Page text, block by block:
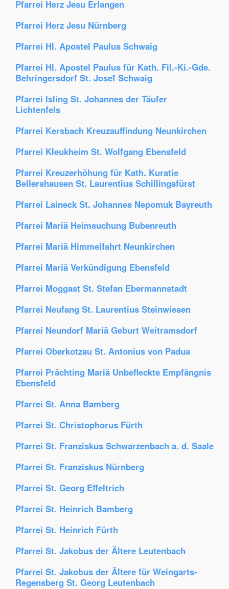
Pfarrei Herz Jesu Erlangen
Pfarrei Herz Jesu Nürnberg
Pfarrei Hl. Apostel Paulus Schwaig
Pfarrei Hl. Apostel Paulus für Kath. Fil.-Ki.-Gde.
Behringersdorf St. Josef Schwaig
Pfarrei Isling St. Johannes der Täufer
Lichtenfels
Pfarrei Kersbach Kreuzauffindung Neunkirchen
Pfarrei Kleukheim St. Wolfgang Ebensfeld
Pfarrei Kreuzerhöhung für Kath. Kuratie
Bellershausen St. Laurentius Schillingsfürst
Pfarrei Laineck St. Johannes Nepomuk Bayreuth
Pfarrei Mariä Heimsuchung Bubenreuth
Pfarrei Mariä Himmelfahrt Neunkirchen
Pfarrei Mariä Verkündigung Ebensfeld
Pfarrei Moggast St. Stefan Ebermannstadt
Pfarrei Neufang St. Laurentius Steinwiesen
Pfarrei Neundorf Mariä Geburt Weitramsdorf
Pfarrei Oberkotzau St. Antonius von Padua
Pfarrei Prächting Mariä Unbefleckte Empfängnis
Ebensfeld
Pfarrei St. Anna Bamberg
Pfarrei St. Christophorus Fürth
Pfarrei St. Franziskus Schwarzenbach a. d. Saale
Pfarrei St. Franziskus Nürnberg
Pfarrei St. Georg Effeltrich
Pfarrei St. Heinrich Bamberg
Pfarrei St. Heinrich Fürth
Pfarrei St. Jakobus der Ältere Leutenbach
Pfarrei St. Jakobus der Ältere für Weingarts-
Regensberg St. Georg Leutenbach